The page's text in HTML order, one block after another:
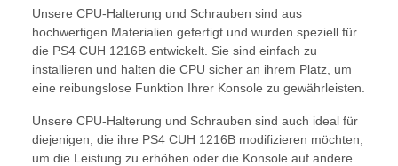
Unsere CPU-Halterung und Schrauben sind aus
hochwertigen Materialien gefertigt und wurden speziell für
die PS4 CUH 1216B entwickelt. Sie sind einfach zu
installieren und halten die CPU sicher an ihrem Platz, um
eine reibungslose Funktion Ihrer Konsole zu gewährleisten.
Unsere CPU-Halterung und Schrauben sind auch ideal für
diejenigen, die ihre PS4 CUH 1216B modifizieren möchten,
um die Leistung zu erhöhen oder die Konsole auf andere